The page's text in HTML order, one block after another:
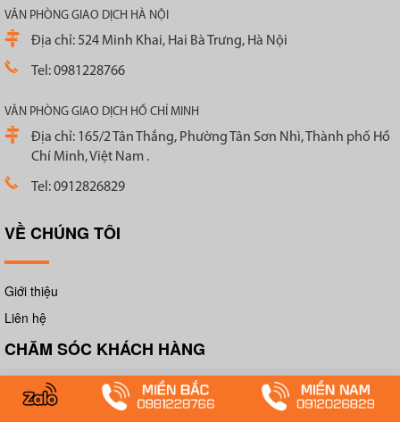
VĂN PHÒNG GIAO DỊCH HÀ NỘI
Địa chỉ: 524 Minh Khai, Hai Bà Trưng, Hà Nội
Tel: 0981228766
VĂN PHÒNG GIAO DỊCH HỒ CHÍ MINH
Địa chỉ: 165/2 Tân Thắng, Phường Tân Sơn Nhì, Thành phố Hồ
Chí Minh, Việt Nam .
Tel: 0912826829
VỀ CHÚNG TÔI
Giới thiệu
Liên hệ
CHĂM SÓC KHÁCH HÀNG
FAQ